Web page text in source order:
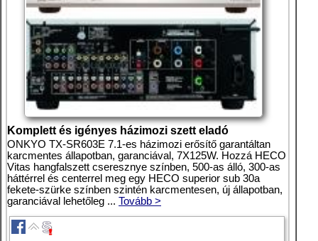
Komplett és igényes házimozi szett eladó
ONKYO TX-SR603E 7.1-es házimozi erősítő garantáltan
karcmentes állapotban, garanciával, 7X125W. Hozzá HECO
Vitas hangfalszett cseresznye színben, 500-as álló, 300-as
háttérrel és centerrel meg egy HECO superior sub 30a
fekete-szürke színben szintén karcmentesen, új állapotban,
garanciával lehetőleg ... Tovább >